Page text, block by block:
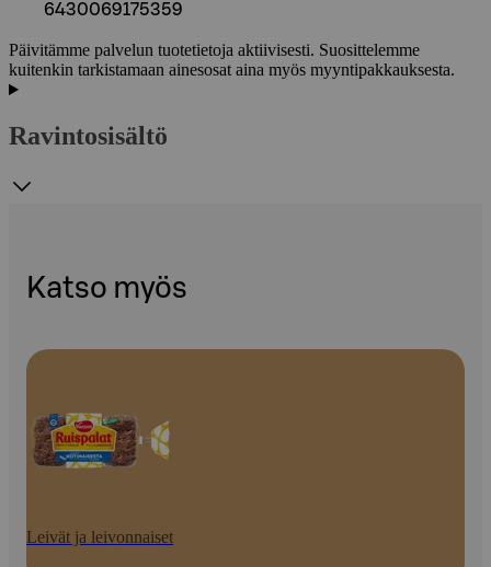
6430069175359
Päivitämme palvelun tuotetietoja aktiivisesti. Suosittelemme
kuitenkin tarkistamaan ainesosat aina myös myyntipakkauksesta.
Ravintosisältö
Katso myös
Leivät ja leivonnaiset